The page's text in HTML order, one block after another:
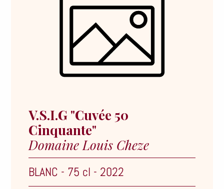
V.S.I.G "Cuvée 50
Cinquante"
Domaine Louis Cheze
BLANC - 75 cl - 2022